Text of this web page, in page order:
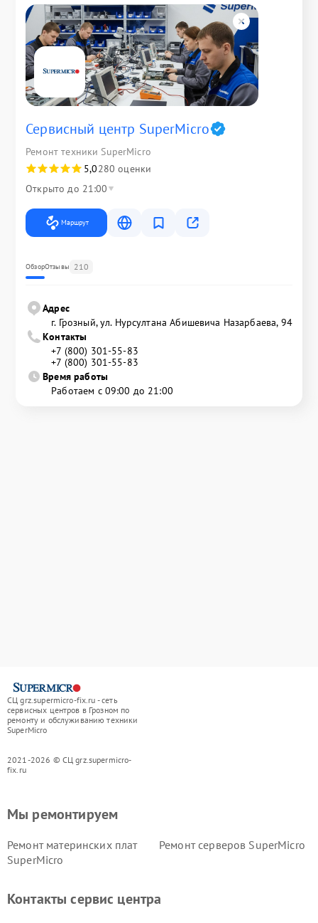
Сервисный центр SuperMicro
Ремонт техники SuperMicro
5,0280 оценки
Открыто до 21:00
Маршрут
ОбзорОтзывы 210
Адрес
г. Грозный, ул. Нурсултана Абишевича Назарбаева, 94
Контакты
+7 (800) 301-55-83
+7 (800) 301-55-83
Время работы
Работаем с 09:00 до 21:00
СЦ grz.supermicro-fix.ru - сеть
сервисных центров в Грозном по
ремонту и обслуживанию техники
SuperMicro
2021-2026 © СЦ grz.supermicro-
fix.ru
Мы ремонтируем
Ремонт материнских плат
SuperMicro
Ремонт серверов SuperMicro
Контакты сервис центра